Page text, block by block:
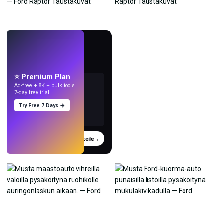
⭐ Premium Plan
Ad-free + 8K + bulk tools.
7-day free trial.
Try Free 7 Days →